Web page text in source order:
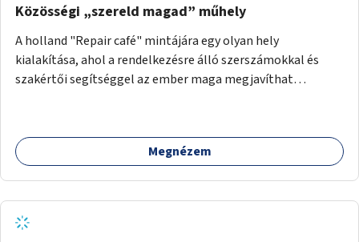
Közösségi „szereld magad” műhely
A holland "Repair café" mintájára egy olyan hely
kialakítása, ahol a rendelkezésre álló szerszámokkal és
szakértői segítséggel az ember maga megjavíthat
egymásnak, megosszák tudásukat.
Megnézem